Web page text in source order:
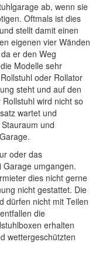
ab, wenn sie
Oftmals ist dies
stellt damit einen
eigenen vier Wänden
er den Weg
Modelle sehr
oder Rollator
steht und auf den
wird nicht so
wartet und
und
oder das
umgangen.
dies nicht gerne
nicht gestattet. Die
dürfen nicht mit Teilen
die
erhalten
wettergeschützten